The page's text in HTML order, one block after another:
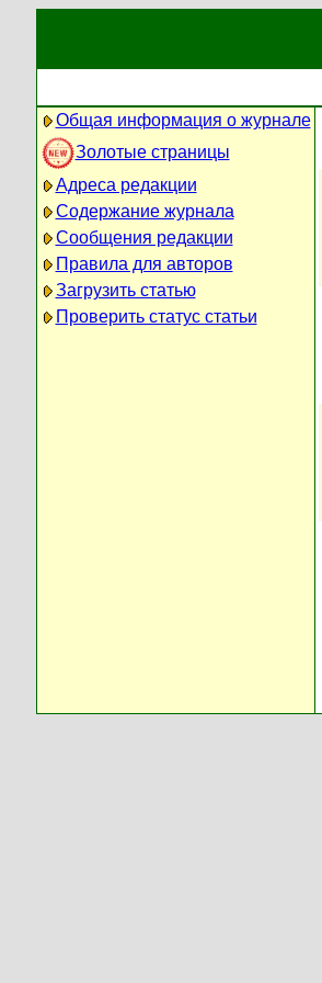
Общая информация о журнале
Золотые страницы
Адреса редакции
Содержание журнала
Сообщения редакции
Правила для авторов
Загрузить статью
Проверить статус статьи